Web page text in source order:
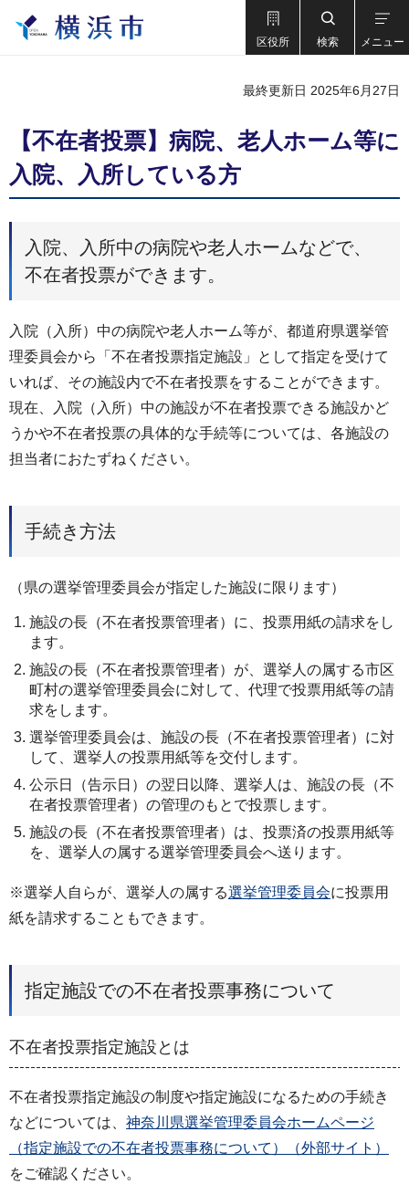
区役所 検索 メニュー
最終更新日 2025年6月27日
【不在者投票】病院、老人ホーム等に
入院、入所している方
入院、入所中の病院や老人ホームなどで、
不在者投票ができます。
入院（入所）中の病院や老人ホーム等が、都道府県選挙管
理委員会から「不在者投票指定施設」として指定を受けて
いれば、その施設内で不在者投票をすることができます。
現在、入院（入所）中の施設が不在者投票できる施設かど
うかや不在者投票の具体的な手続等については、各施設の
担当者におたずねください。
手続き方法
（県の選挙管理委員会が指定した施設に限ります）
施設の長（不在者投票管理者）に、投票用紙の請求をし
ます。
施設の長（不在者投票管理者）が、選挙人の属する市区
町村の選挙管理委員会に対して、代理で投票用紙等の請
求をします。
選挙管理委員会は、施設の長（不在者投票管理者）に対
して、選挙人の投票用紙等を交付します。
公示日（告示日）の翌日以降、選挙人は、施設の長（不
在者投票管理者）の管理のもとで投票します。
施設の長（不在者投票管理者）は、投票済の投票用紙等
を、選挙人の属する選挙管理委員会へ送ります。
※選挙人自らが、選挙人の属する選挙管理委員会に投票用
紙を請求することもできます。
指定施設での不在者投票事務について
不在者投票指定施設とは
不在者投票指定施設の制度や指定施設になるための手続き
などについては、 神奈川県選挙管理委員会ホームページ
（指定施設での不在者投票事務について）（外部サイト）
をご確認ください。